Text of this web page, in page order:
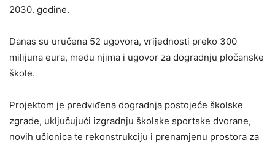
2030. godine.
Danas su uručena 52 ugovora, vrijednosti preko 300
milijuna eura, medu njima i ugovor za dogradnju pločanske
škole.
Projektom je predviđena dogradnja postojeće školske
zgrade, uključujući izgradnju školske sportske dvorane,
novih učionica te rekonstrukciju i prenamjenu prostora za